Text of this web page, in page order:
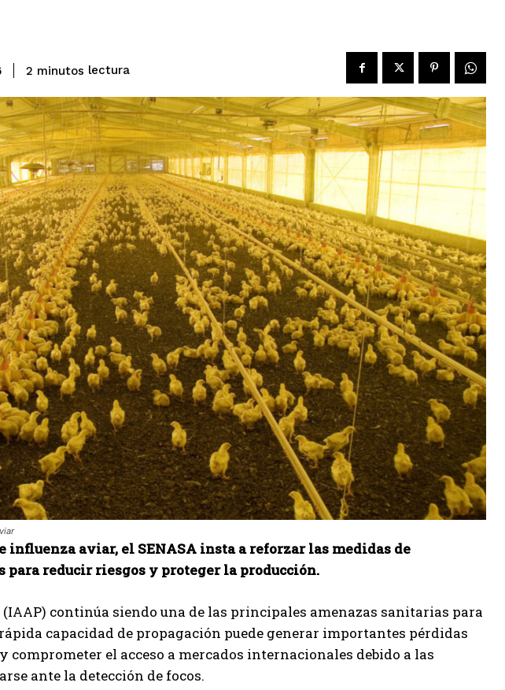
2 minutos lectura
influenza aviar, el SENASA insta a reforzar las medidas de
reducir riesgos y proteger la producción.
continúa siendo una de las principales amenazas sanitarias para
capacidad de propagación puede generar importantes pérdidas
el acceso a mercados internacionales debido a las
ante la detección de focos.